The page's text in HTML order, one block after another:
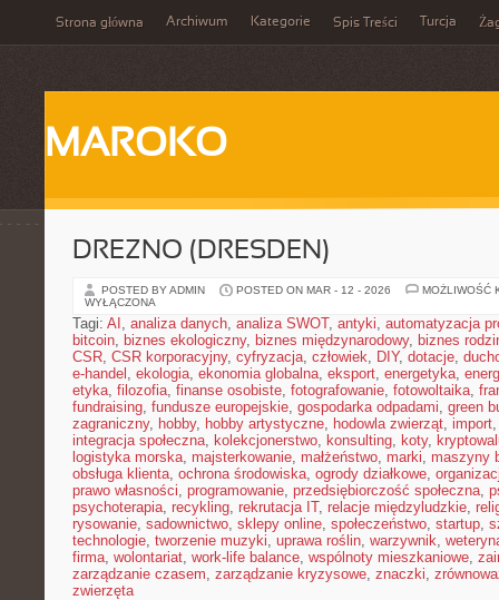
Strona główna Archiwum Kategorie Spis Treści Turcja
MAROKO
DREZNO (DRESDEN)
POSTED BY ADMIN POSTED ON MAR - 12 - 2026
MOŻLIWOŚĆ
WYŁĄCZONA
Tagi: AI , analiza danych, analiza SWOT, antyki, automatyzacja
bitcoin, biznes ekologiczny, biznes międzynarodowy, biznes
CSR, CSR korporacyjny, cyfryzacja, człowiek, DIY, dotacje,
e-handel , ekologia, ekonomia globalna, eksport, energetyka,
etyka, filozofia, finanse osobiste, fotografowanie, fotowoltaika,
fundraising, fundusze europejskie, gospodarka odpadami, green
zagraniczny, hobby, hobby artystyczne, hodowla zwierząt, import
integracja społeczna, kolekcjonerstwo, konsulting, koty,
logistyka morska, majsterkowanie, małżeństwo, marki, maszyny
obsługa klienta, ochrona środowiska, ogrody działkowe,
prawo własności, programowanie, przedsiębiorczość społeczna,
psychoterapia, recykling, rekrutacja IT, relacje międzyludzkie,
rysowanie, sadownictwo, sklepy online, społeczeństwo, startup,
technologie, tworzenie muzyki, uprawa roślin, warzywnik,
firma, wolontariat, work-life balance, wspólnoty mieszkaniowe,
zarządzanie czasem, zarządzanie kryzysowe, znaczki,
zwierzęta